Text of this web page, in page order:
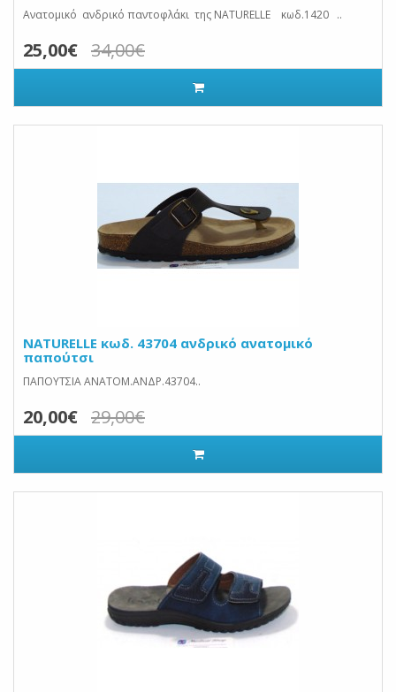
Ανατομικό ανδρικό παντοφλάκι της NATURELLE κωδ.1420 ..
25,00€ 34,00€
NATURELLE κωδ. 43704 ανδρικό ανατομικό
παπούτσι
ΠΑΠΟΥΤΣΙΑ ΑΝΑΤΟΜ.ΑΝΔΡ.43704..
20,00€ 29,00€